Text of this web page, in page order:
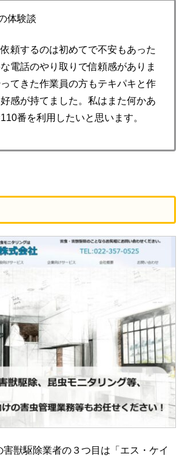
体験談
頼するのは初めてで不安もあった
電話のやり取りで信頼感がありま
てきた作業員の方もテキパキと作
感が持てました。私はまた何かあ
番を利用したいと思います。
獣駆除業者の３つ目は「エス・ケイ